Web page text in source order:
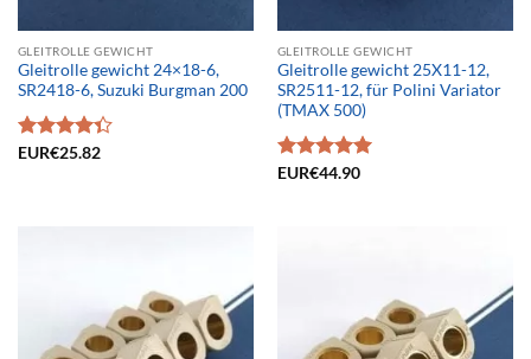
GLEITROLLE GEWICHT
Gleitrolle gewicht 24×18-6,
SR2418-6, Suzuki Burgman 200
Bewertet
EUR€25.82
GLEITROLLE GEWICHT
Gleitrolle gewicht 25X11-12,
SR2511-12, für Polini Variator
(TMAX 500)
Bewertet
EUR€44.90